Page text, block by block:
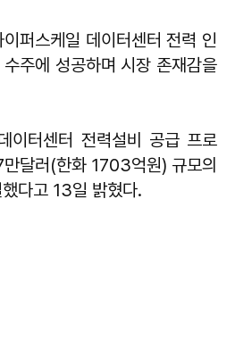
퍼스케일 데이터센터 전력 인
주에 성공하며 시장 존재감을
이터센터 전력설비 공급 프로
달러(한화 1703억원) 규모의
다고 13일 밝혔다.